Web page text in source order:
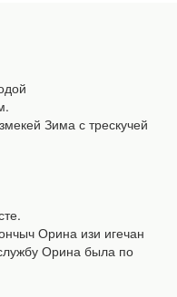
Зима с трескучей
Орина изи игечан
Орина была по